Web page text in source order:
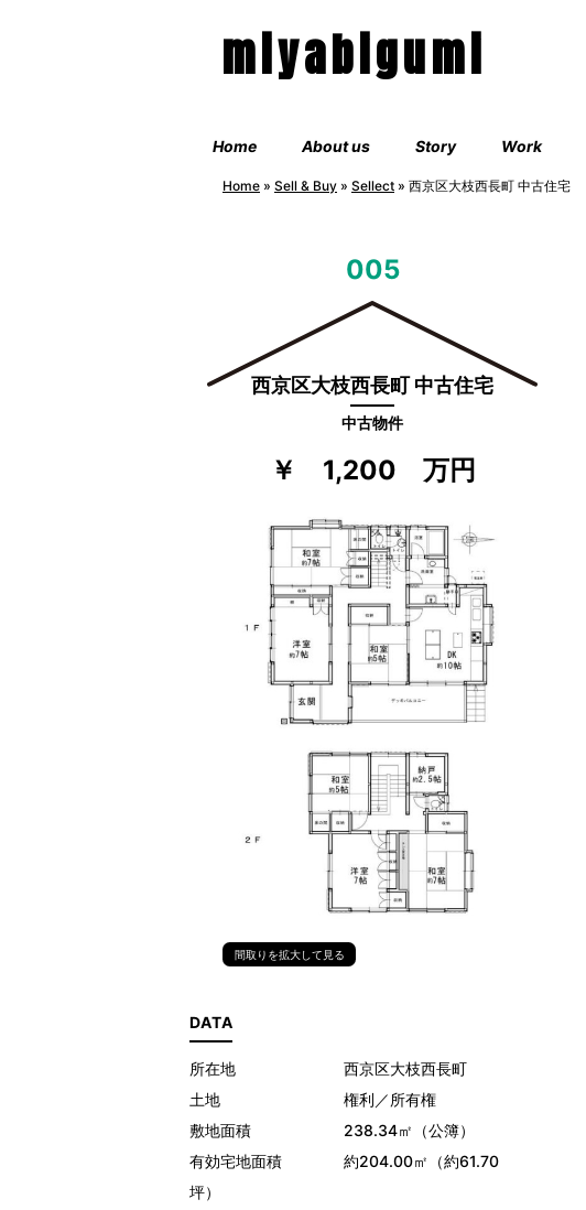
miyabigumi
Home About us Story Work
Home » Sell & Buy » Sellect » 西京区大枝西長町 中古住宅
005
西京区大枝西長町 中古住宅
中古物件
￥ 1,200 万円
間取りを拡大して見る
DATA
所在地 西京区大枝西長町
土地 権利／所有権
敷地面積 238.34㎡（公簿）
有効宅地面積 約204.00㎡（約61.70
坪）